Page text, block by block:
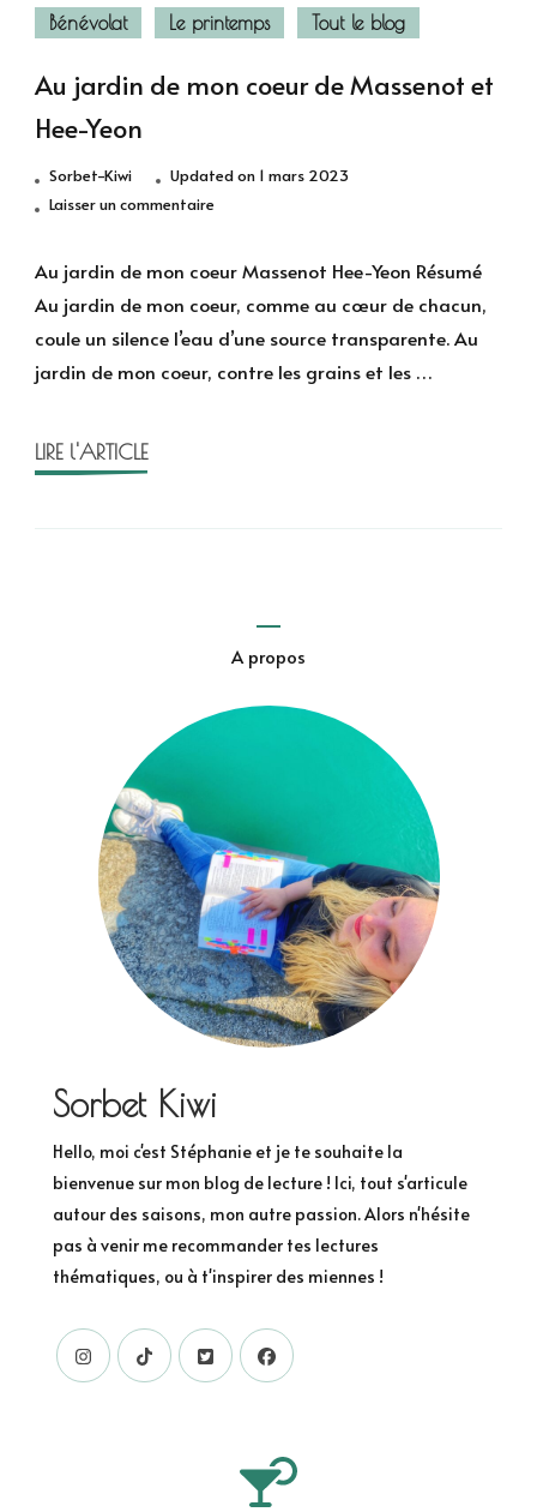
Bénévolat Le printemps Tout le blog
Au jardin de mon coeur de Massenot et
Hee-Yeon
Sorbet-Kiwi Updated on 1 mars 2023
Laisser un commentairesur
jardin
mon
coeur
de
Au jardin de mon coeur Massenot Hee-Yeon Résumé
Au jardin de mon coeur, comme au cœur de chacun,
coule un silence l’eau d’une source transparente. Au
jardin de mon coeur, contre les grains et les …
LIRE l'ARTICLE
A propos
Sorbet Kiwi
Hello, moi c'est Stéphanie et je te souhaite la
bienvenue sur mon blog de lecture ! Ici, tout s'articule
autour des saisons, mon autre passion. Alors n'hésite
pas à venir me recommander tes lectures
thématiques, ou à t'inspirer des miennes !